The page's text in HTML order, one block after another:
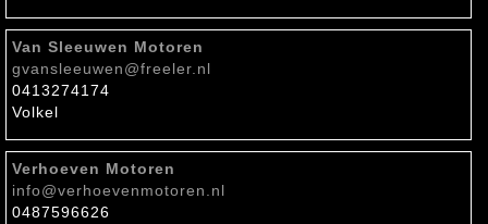
Van Sleeuwen Motoren
gvansleeuwen@freeler.nl
0413274174
Volkel
Verhoeven Motoren
info@verhoevenmotoren.nl
0487596626